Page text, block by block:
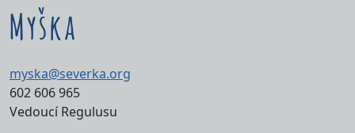
Myška
myska@severka.org
602 606 965
Vedoucí Regulusu